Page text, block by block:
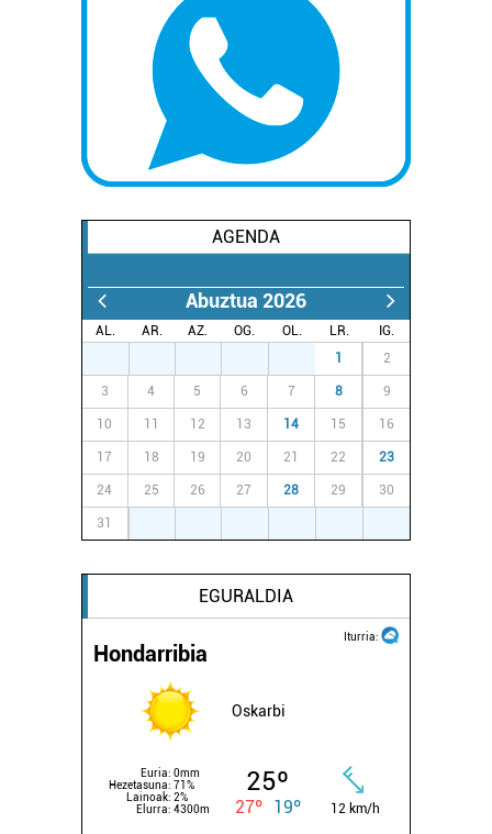
dezakezun ikusteko.
Lortu zure datu pertsonalak prozesatzeko moduari
buruzko informazio gehiago eta ezarri zure lehentasunak
datuen atalean. Edozein unetan alda edo ken dezakezu
zure baimena Cookieen adierazpenean.
fitxategiak erabiltzen ditu. Zure esperientzia eta
baliatzen gara. Ohar hau onartuz gero, teknologia hori
irakurri
AGENDA
Abuztua 2026
AL. AR. AZ. OG. OL. LR.
IG.
1 2
3 4 5 6 7 8 9
10 11 12 13 14 15 16
17 18 19 20 21 22 23
24 25 26 27 28 29 30
31
EGURALDIA
Iturria:
Hondarribia
Oskarbi
Euria: 0mm
Hezetasuna: 71%
Lainoak: 2%
Elurra: 4300m
25º
27º 19º 12 km/h